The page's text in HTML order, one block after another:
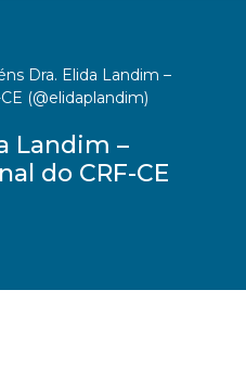
Dra. Elida Landim –
(@elidaplandim)
Landim –
do CRF-CE